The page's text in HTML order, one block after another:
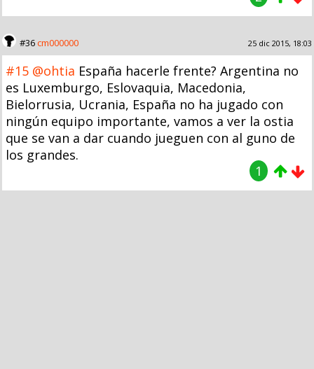
#36cm000000 25 dic 2015, 18:03
#15 @ohtia España hacerle frente? Argentina no
es Luxemburgo, Eslovaquia, Macedonia,
Bielorrusia, Ucrania, España no ha jugado con
ningún equipo importante, vamos a ver la ostia
que se van a dar cuando jueguen con al guno de
los grandes.
1